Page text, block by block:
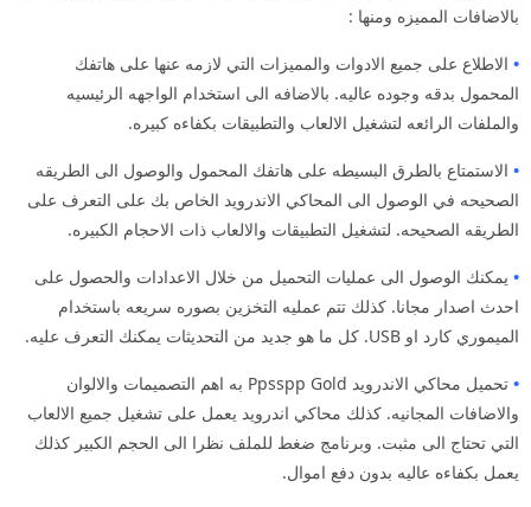
بالاضافات المميزه ومنها :
• الاطلاع على جميع الادوات والمميزات التي لازمه عنها على هاتفك
المحمول بدقه وجوده عاليه. بالاضافه الى استخدام الواجهه الرئيسيه
والملفات الرائعه لتشغيل الالعاب والتطبيقات بكفاءه كبيره.
• الاستمتاع بالطرق البسيطه على هاتفك المحمول والوصول الى الطريقه
الصحيحه في الوصول الى المحاكي الاندرويد الخاص بك على التعرف على
الطريقه الصحيحه. لتشغيل التطبيقات والالعاب ذات الاحجام الكبيره.
• يمكنك الوصول الى عمليات التحميل من خلال الاعدادات والحصول على
احدث اصدار مجانا. كذلك تتم عمليه التخزين بصوره سريعه باستخدام
الميموري كارد او USB. كل ما هو جديد من التحديثات يمكنك التعرف عليه.
•
تحميل محاكي الاندرويد Ppsspp Gold به اهم التصميمات والالوان
والاضافات المجانيه. كذلك محاكي اندرويد يعمل على تشغيل جميع الالعاب
التي تحتاج الى مثبت. وبرنامج ضغط للملف نظرا الى الحجم الكبير كذلك
يعمل بكفاءه عاليه بدون دفع اموال.